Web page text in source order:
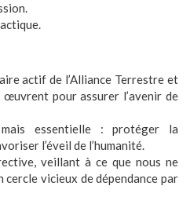
actif de l’Alliance Terrestre et
œuvrent pour assurer l’avenir de
essentielle : protéger la
l’éveil de l’humanité.
veillant à ce que nous ne
cercle vicieux de dépendance par